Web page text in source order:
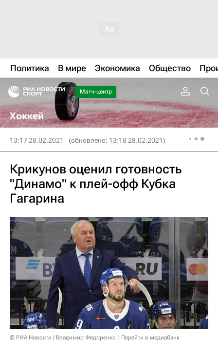
Политика В мире Экономика Общество
Матч-центр
Хоккей
13:17 28.02.2021 (обновлено: 13:18 28.02.2021)
Крикунов оценил готовность
"Динамо" к плей-офф Кубка
Гагарина
© РИА Новости / Владимир Федоренко Перейти в медиабанк